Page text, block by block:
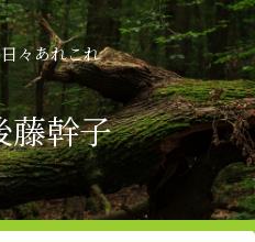
々あれこれ
藤幹子